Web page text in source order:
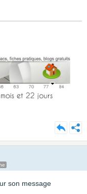
son message